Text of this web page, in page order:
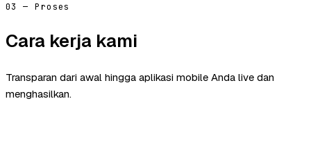
03 — Proses
Cara kerja kami
Transparan dari awal hingga aplikasi mobile Anda live dan
menghasilkan.